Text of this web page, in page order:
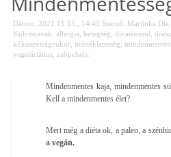
Dátum: 2021.11.15., 14:43 Szerző: Martinka Dia
Kulcsszavak: allergia betegség divatétrend
kókuszvirágcukor mértékletesség
vegetáriánus zabpehely.
Mindenmentes kaja, mindenmentes
Kell a mindenmentes élet?
Mert még a diéta ok, a paleo, a
a vegán.